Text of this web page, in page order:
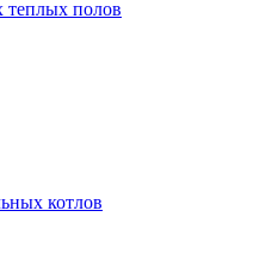
теплых полов
котлов